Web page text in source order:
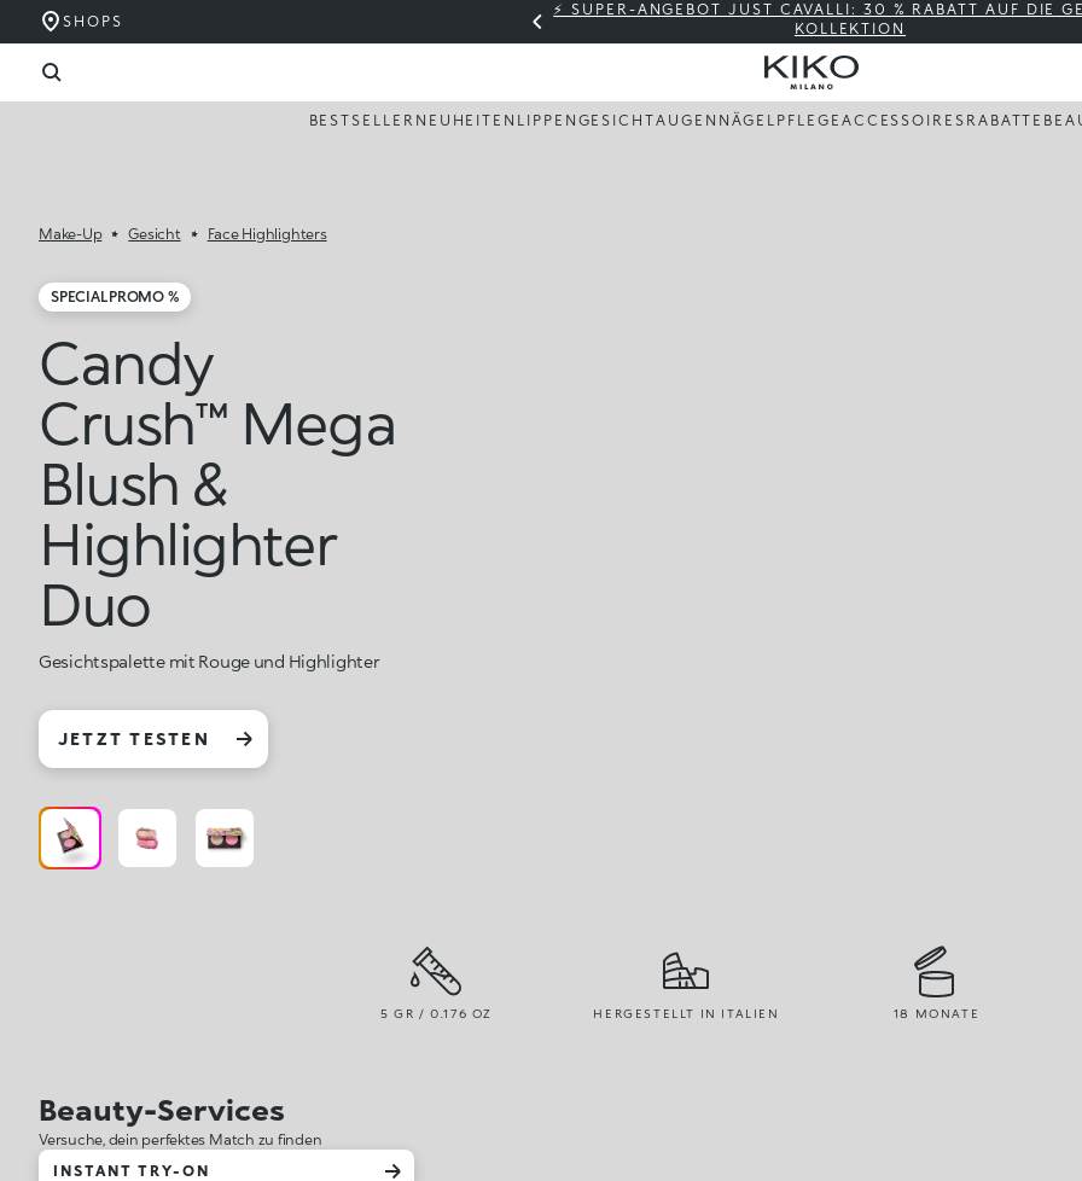
SHOPS
⚡ SUPER-ANGEBOT JUST CAVALLI: 30 % RABATT AUF DIE
KOLLEKTION
BESTSELLER NEUHEITEN LIPPEN GESICHTAUGEN NÄGEL PFLEGE ACCESSOIRES RABATTE
Make-Up Gesicht Face Highlighters
SPECIAL PROMO %
Candy
Crush™ Mega
Blush &
Highlighter
Duo
Gesichtspalette mit Rouge und Highlighter
JETZT TESTEN
5 GR / 0.176 OZ HERGESTELLT IN ITALIEN 18 MONATE
Beauty-Services
Versuche, dein perfektes Match zu finden
INSTANT TRY-ON